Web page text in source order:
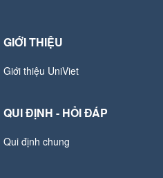
GIỚI THIỆU
Giới thiệu UniViet
QUI ĐỊNH - HỎI ĐÁP
Qui định chung